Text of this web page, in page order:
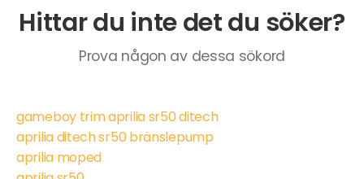
Hittar du inte det du söker?
Prova någon av dessa sökord
gameboy trim aprilia sr50 ditech
aprilia ditech sr50 bränslepump
aprilia moped